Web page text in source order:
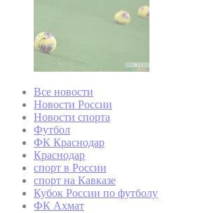
Все новости
Новости России
Новости спорта
Футбол
ФК Краснодар
Краснодар
спорт в России
спорт на Кавказе
Кубок России по футболу
ФК Ахмат